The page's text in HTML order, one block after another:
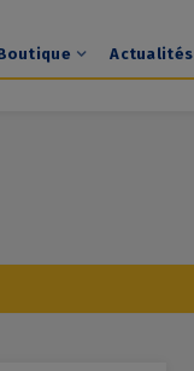
Actualités